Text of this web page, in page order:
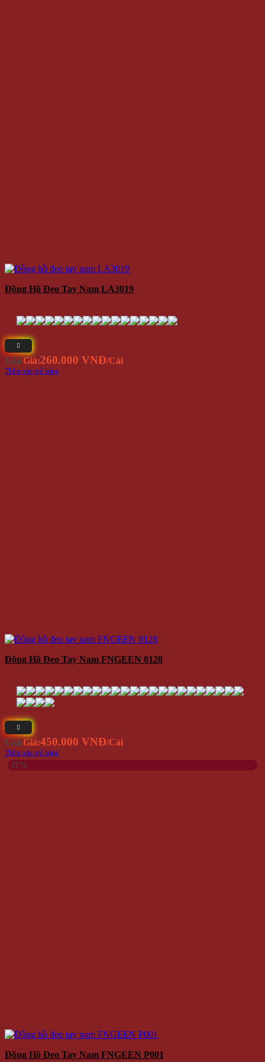
Đồng Hồ Đeo Tay Nam LA3019
Giá Giá:260.000 VNĐ/Cái
Thêm vào giỏ hàng
Đồng Hồ Đeo Tay Nam FNGEEN 0128
Giá Giá:450.000 VNĐ/Cái
Thêm vào giỏ hàng
-11%
Đồng Hồ Đeo Tay Nam FNGEEN P001